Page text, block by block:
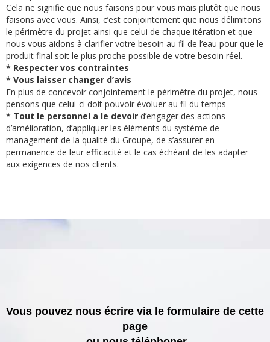
Cela ne signifie que nous faisons pour vous mais plutôt que nous
faisons avec vous. Ainsi, c’est conjointement que nous délimitons
le périmètre du projet ainsi que celui de chaque itération et que
nous vous aidons à clarifier votre besoin au fil de l’eau pour que le
produit final soit le plus proche possible de votre besoin réel.
* Respecter vos contraintes
* Vous laisser changer d’avis
En plus de concevoir conjointement le périmètre du projet, nous
pensons que celui-ci doit pouvoir évoluer au fil du temps
* Tout le personnel a le devoir d’engager des actions
d’amélioration, d’appliquer les éléments du système de
management de la qualité du Groupe, de s’assurer en
permanence de leur efficacité et le cas échéant de les adapter
aux exigences de nos clients.
Vous pouvez nous écrire via le formulaire de cette
page